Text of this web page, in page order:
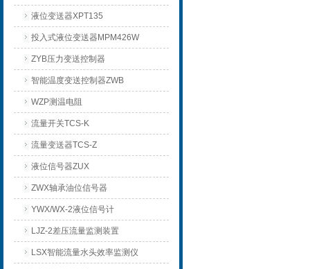
液位变送器XPT135
投入式液位变送器MPM426W
ZYB压力变送控制器
智能温度变送控制器ZWB
WZP测温电阻
流量开关TCS-K
流量变送器TCS-Z
液位信号器ZUX
ZWX轴承油位信号器
YWX/WX-2液位信号计
LJZ-2差压流量监测装置
LSX智能流量水头效率监测仪